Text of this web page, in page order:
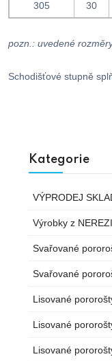
305 30
pozn.: uvedené
Schodišťové stupně
Kategorie
VÝPRODEJ
Výrobky z NEREZI
Svařované
Svařované
Lisované
Lisované
Lisované